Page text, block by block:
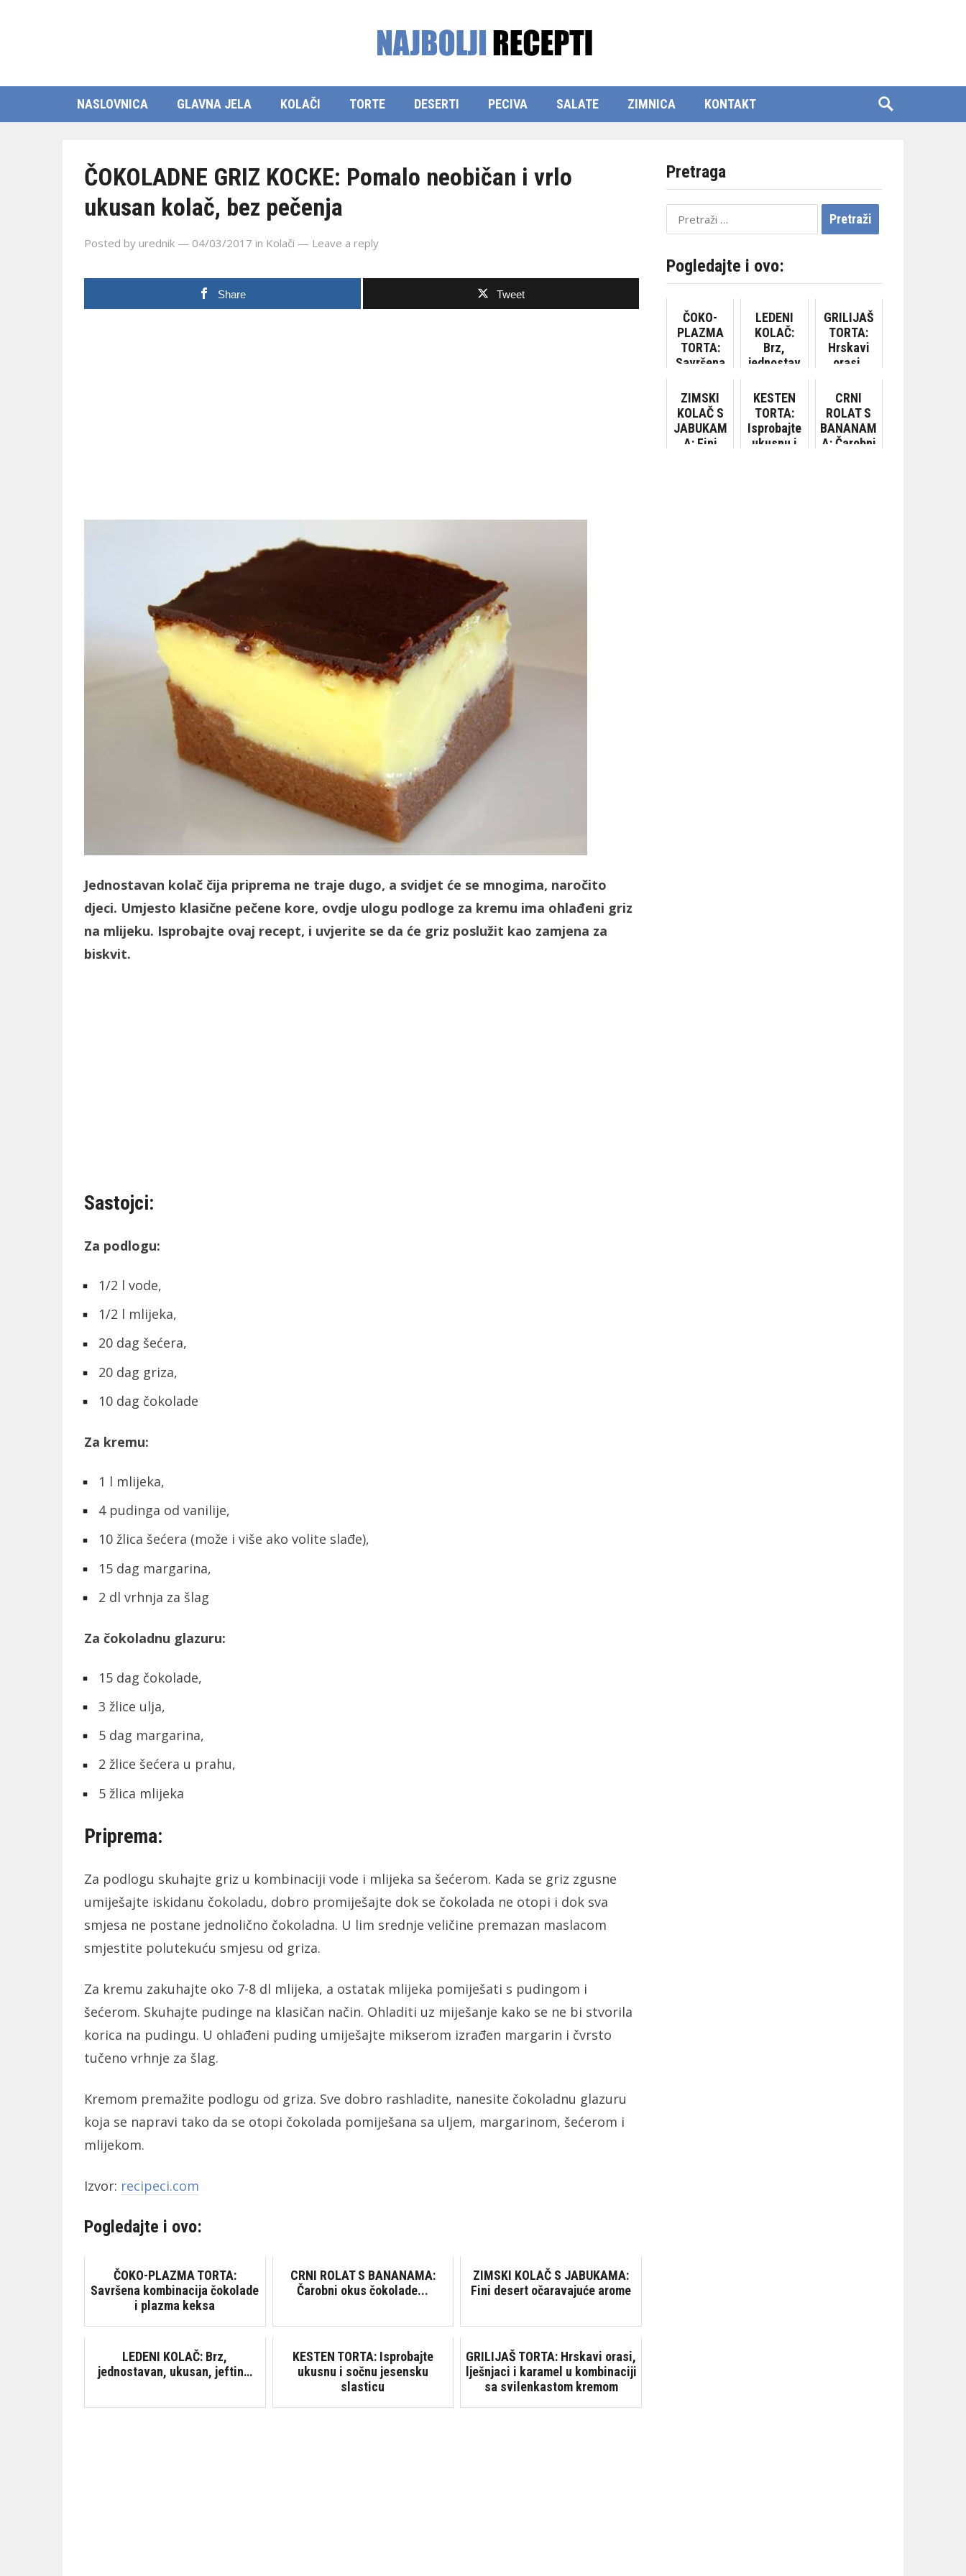
NASLOVNICA GLAVNA JELA KOLAČI TORTE DESERTI PECIVA SALATE ZIMNICA KONTAKT
ČOKOLADNE GRIZ KOCKE: Pomalo neobičan i vrlo
ukusan kolač, bez pečenja
Posted by urednik — 04/03/2017 in Kolači — Leave a reply
Share Tweet
Jednostavan kolač čija priprema ne traje dugo, a svidjet će se mnogima, naročito
djeci. Umjesto klasične pečene kore, ovdje ulogu podloge za kremu ima ohlađeni griz
na mlijeku. Isprobajte ovaj recept, i uvjerite se da će griz poslužit kao zamjena za
biskvit.
Sastojci:
Za podlogu:
1/2 l vode,
1/2 l mlijeka,
20 dag šećera,
20 dag griza,
10 dag čokolade
Za kremu:
1 l mlijeka,
4 pudinga od vanilije,
10 žlica šećera (može i više ako volite slađe),
15 dag margarina,
2 dl vrhnja za šlag
Za čokoladnu glazuru:
15 dag čokolade,
3 žlice ulja,
5 dag margarina,
2 žlice šećera u prahu,
5 žlica mlijeka
Priprema:
Za podlogu skuhajte griz u kombinaciji vode i mlijeka sa šećerom. Kada se griz zgusne
umiješajte iskidanu čokoladu, dobro promiješajte dok se čokolada ne otopi i dok sva
smjesa ne postane jednolično čokoladna. U lim srednje veličine premazan maslacom
smjestite polutekuću smjesu od griza.
Za kremu zakuhajte oko 7-8 dl mlijeka, a ostatak mlijeka pomiješati s pudingom i
šećerom. Skuhajte pudinge na klasičan način. Ohladiti uz miješanje kako se ne bi stvorila
korica na pudingu. U ohlađeni puding umiješajte mikserom izrađen margarin i čvrsto
tučeno vrhnje za šlag.
Kremom premažite podlogu od griza. Sve dobro rashladite, nanesite čokoladnu glazuru
koja se napravi tako da se otopi čokolada pomiješana sa uljem, margarinom, šećerom i
mlijekom.
Izvor: recipeci.com
Pogledajte i ovo:
ČOKO-PLAZMA TORTA:
Savršena kombinacija čokolade
i plazma keksa
CRNI ROLAT S BANANAMA:
Čarobni okus čokolade...
ZIMSKI KOLAČ S JABUKAMA:
Fini desert očaravajuće arome
LEDENI KOLAČ: Brz,
jednostavan, ukusan, jeftin…
KESTEN TORTA: Isprobajte
ukusnu i sočnu jesensku
slasticu
GRILIJAŠ TORTA: Hrskavi orasi,
lješnjaci i karamel u kombinaciji
sa svilenkastom kremom
Pretraga
Pretraži:
Pogledajte i ovo:
ČOKO-
PLAZMA
TORTA:
Savršena
ja
čokolade i
plazma
keksa
LEDENI
KOLAČ:
Brz,
jednostav
ukusan,
jeftin…
GRILIJAŠ
TORTA:
Hrskavi
orasi,
karamel u
kombinaci
ji sa
svilenkast
ZIMSKI
KOLAČ S
JABUKAM
A: Fini
KESTEN
TORTA:
Isprobajte
ukusnu i
CRNI
ROLAT S
BANANAM
A: Čarobni